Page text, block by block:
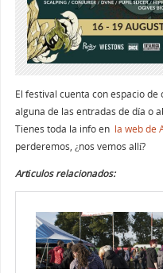
El festival cuenta con espacio
alguna de las entradas de día o
Tienes toda la info en la web de
perderemos, ¿nos vemos allí?
Artículos relacionados: